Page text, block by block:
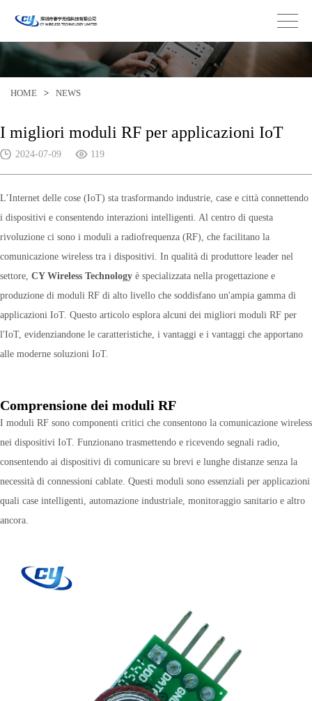
HOME > NEWS
I migliori moduli RF per applicazioni IoT
2024-07-09 119
L’Internet delle cose (IoT) sta trasformando industrie, case e città connettendo
i dispositivi e consentendo interazioni intelligenti. Al centro di questa
rivoluzione ci sono i moduli a radiofrequenza (RF), che facilitano la
comunicazione wireless tra i dispositivi. In qualità di produttore leader nel
settore, CY Wireless Technology è specializzata nella progettazione e
produzione di moduli RF di alto livello che soddisfano un'ampia gamma di
applicazioni IoT. Questo articolo esplora alcuni dei migliori moduli RF per
l'IoT, evidenziandone le caratteristiche, i vantaggi e i vantaggi che apportano
alle moderne soluzioni IoT.
Comprensione dei moduli RF
I moduli RF sono componenti critici che consentono la comunicazione wireless
nei dispositivi IoT. Funzionano trasmettendo e ricevendo segnali radio,
consentendo ai dispositivi di comunicare su brevi e lunghe distanze senza la
necessità di connessioni cablate. Questi moduli sono essenziali per applicazioni
quali case intelligenti, automazione industriale, monitoraggio sanitario e altro
ancora.